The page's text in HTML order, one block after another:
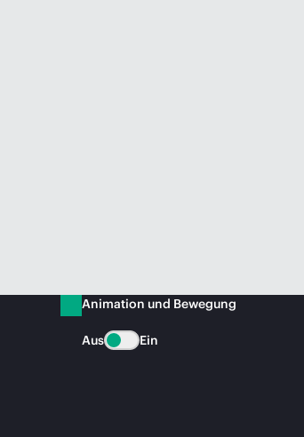
Animation und Bewegung
Aus Ein